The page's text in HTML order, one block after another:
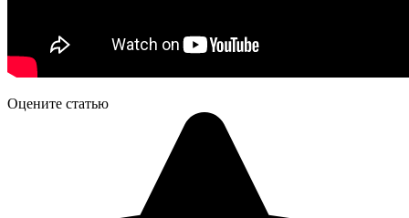
Оцените статью